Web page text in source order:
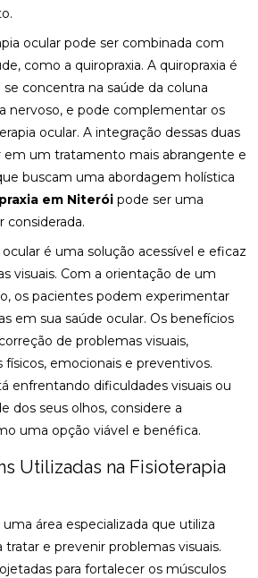
ocular pode ser combinada com
como a quiropraxia. A quiropraxia é
concentra na saúde da coluna
nervoso, e pode complementar os
ocular. A integração dessas duas
em um tratamento mais abrangente e
buscam uma abordagem holística
em Niterói pode ser uma
considerada.
é uma solução acessível e eficaz
visuais. Com a orientação de um
os pacientes podem experimentar
em sua saúde ocular. Os benefícios
de problemas visuais,
emocionais e preventivos.
enfrentando dificuldades visuais ou
dos seus olhos, considere a
uma opção viável e benéfica.
Utilizadas na Fisioterapia
área especializada que utiliza
tratar e prevenir problemas visuais.
para fortalecer os músculos
PALMILHAS PARA JOANETE
NECESSIDADES
E BEM-ESTAR NA REGIÃO
E BEM-ESTAR NA SUA REGIÃO
E BEM-ESTAR PELA REGIÃO
BEM-ESTAR NA SUA REGIÃO
EFICAZ
SUA QUALIDADE DE